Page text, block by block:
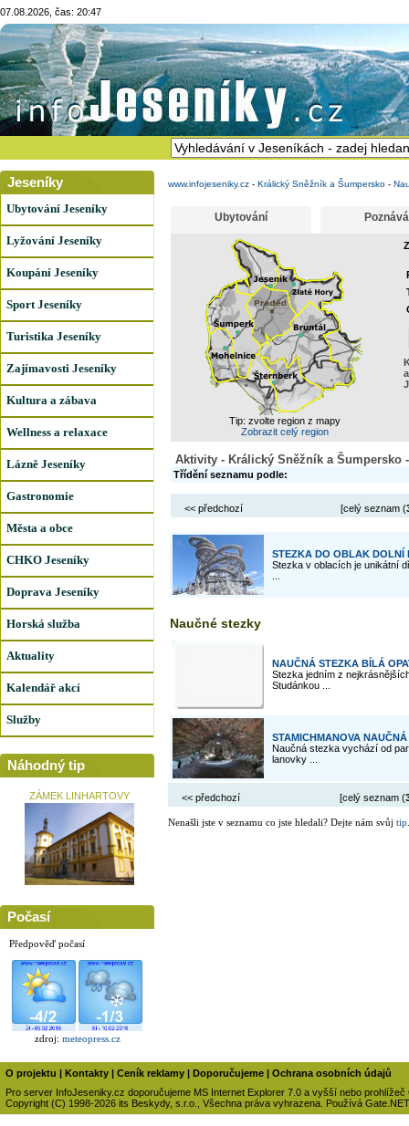
07.08.2026, čas: 20:47
Jeseníky
Ubytování Jeseníky
Lyžování Jeseníky
Koupání Jeseníky
Sport Jeseníky
Turistika Jeseníky
Zajímavosti Jeseníky
Kultura a zábava
Wellness a relaxace
Lázně Jeseníky
Gastronomie
Města a obce
CHKO Jeseníky
Doprava Jeseníky
Horská služba
Aktuality
Kalendář akcí
Služby
Náhodný tip
ZÁMEK LINHARTOVY
Počasí
Předpověď počasí
zdroj: meteopress.cz
www.infojeseniky.cz - Králický Sněžník a Šumpersko -
Ubytování
Tip: zvolte region z mapy
Zobrazit celý region
Aktivity - Králický Sněžník a Šumpersko
Třídění seznamu podle:
<< předchozí [celý seznam (
STEZKA DO OBLAK DOLNÍ
Stezka v oblacích je unikátní
Naučné stezky
NAUČNÁ STEZKA BÍLÁ
Stezka jedním z
Studánkou ...
STAMICHMANOVA
Naučná stezka vychází od
lanovky ...
<< předchozí [celý seznam (
Nenašli jste v seznamu co jste hledali? Dejte nám svůj tip
O projektu Kontakty Ceník reklamy Doporučujeme
Ochrana osobních údajů
Pro server InfoJeseniky.cz doporučujeme MS Internet Explorer 7.0 a vyšší nebo prohlížeč
Copyright (C) 1998-2026 its Beskydy, s.r.o., Všechna práva vyhrazena. Používá